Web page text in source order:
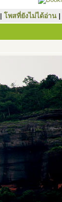
| โพสที่ยังไม่ได้อ่าน |